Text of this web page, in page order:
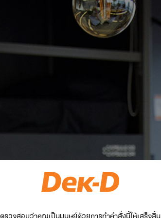
ตรวจสอบว่าคุณเป็นมนุษย์ด้วยการทำคำสั่งนี้ให้เสร็จสิ้น